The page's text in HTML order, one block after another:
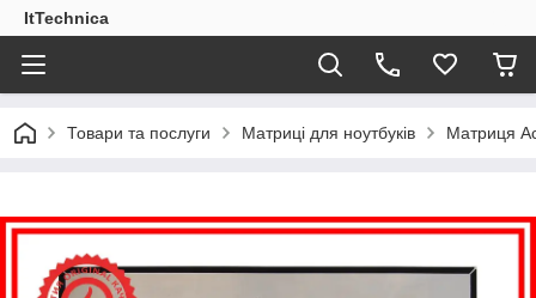
ItTechnica
Товари та послуги Матриці для ноутбуків Матриця